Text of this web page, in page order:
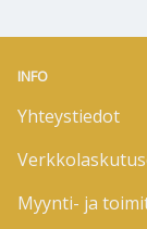
INFO
Yhteystiedot
Myynti- ja